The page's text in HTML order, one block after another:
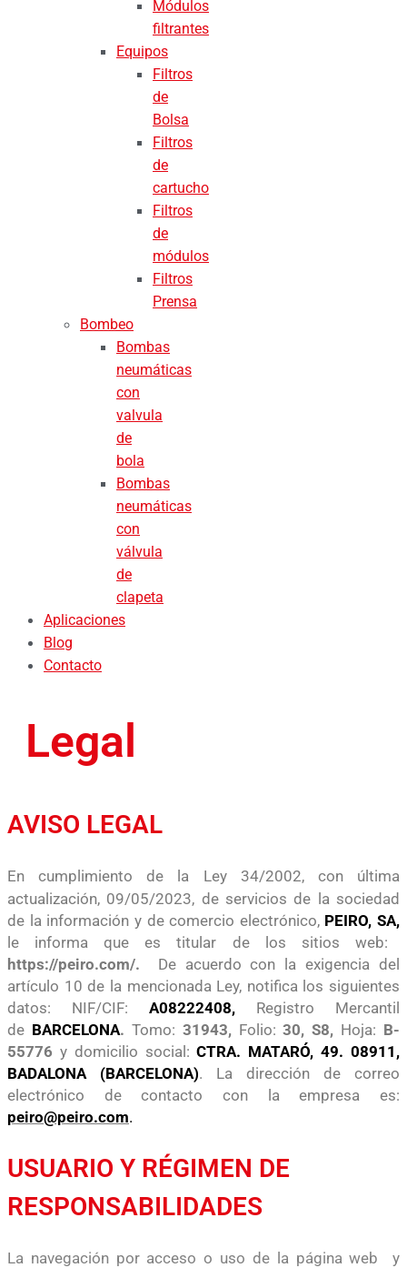
Módulos
filtrantes
Equipos
Filtros
de
Bolsa
Filtros
de
cartucho
Filtros
de
módulos
Filtros
Prensa
Bombeo
Bombas
neumáticas
con
valvula
de
bola
Bombas
neumáticas
con
válvula
de
clapeta
Aplicaciones
Blog
Contacto
Legal
AVISO LEGAL
En cumplimiento de la Ley 34/2002, con última
actualización, 09/05/2023, de servicios de la sociedad
de la información y de comercio electrónico, PEIRO, SA,
le informa que es titular de los sitios web:
https://peiro.com/. De acuerdo con la exigencia del
artículo 10de la mencionada Ley, notifica los siguientes
datos: NIF/CIF: A08222408,
Registro Mercantil
de BARCELONA. Tomo: 31943, Folio:30, S8, Hoja: B-
55776 y domicilio social:CTRA. MATARÓ, 49. 08911,
BADALONA (BARCELONA). La dirección de correo
electrónico de contacto con la empresa es:
peiro@peiro.com.
USUARIO Y RÉGIMEN DE
RESPONSABILIDADES
La navegación por acceso o uso de la página web y